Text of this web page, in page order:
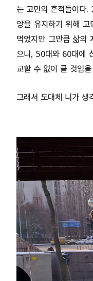
는 고민의 흔적들이다
앙을 유지하기 위해
먹었지만 그만큼 삶의
으니, 50대와 60대에
교할 수 없이 클 것임
그래서 도대체 니가 생